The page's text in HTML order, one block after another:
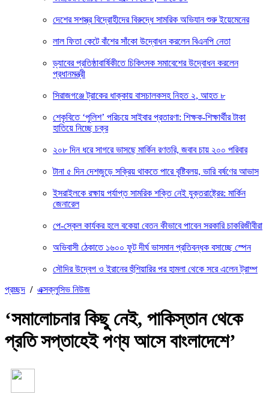
দেশের সশস্ত্র বিদ্রোহীদের বিরুদ্ধে সামরিক অভিযান শুরু ইয়েমেনের
লাল ফিতা কেটে বাঁশের সাঁকো উদ্বোধন করলেন বিএনপি নেতা
ড্যাবের প্রতিষ্ঠাবার্ষিকীতে চিকিৎসক সমাবেশের উদ্বোধন করলেন
প্রধানমন্ত্রী
সিরাজগঞ্জে ট্রাকের ধাক্কায় বাসচালকসহ নিহত ২, আহত ৮
শেকৃবিতে ‘পুলিশ’ পরিচয়ে সাইবার প্রতারণা: শিক্ষক-শিক্ষার্থীর টাকা
হাতিয়ে নিচ্ছে চক্র
২০৮ দিন ধরে সাগরে ভাসছে মার্কিন রণতরি, জবাব চায় ২০০ পরিবার
টানা ৫ দিন দেশজুড়ে সক্রিয় থাকতে পারে বৃষ্টিবলয়, ভারি বর্ষণের আভাস
ইসরাইলকে রক্ষায় পর্যাপ্ত সামরিক শক্তি নেই যুক্তরাষ্ট্রের: মার্কিন
জেনারেল
পে-স্কেল কার্যকর হলে বকেয়া বেতন কীভাবে পাবেন সরকারি চাকরিজীবীরা
অভিবাসী ঠেকাতে ১৬০০ ফুট দীর্ঘ ভাসমান প্রতিবন্ধক বসাচ্ছে স্পেন
সৌদির উদ্বেগ ও ইরানের হুঁশিয়ারির পর হামলা থেকে সরে এলেন ট্রাম্প
প্রচ্ছদ / এক্সক্লুসিভ নিউজ
‘সমালোচনার কিছু নেই, পাকিস্তান থেকে
প্রতি সপ্তাহেই পণ্য আসে বাংলাদেশে’